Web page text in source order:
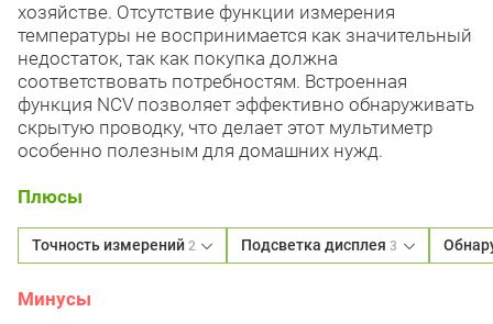
хозяйстве. Отсутствие функции измерения
температуры не воспринимается как значительный
недостаток, так как покупка должна
соответствовать потребностям. Встроенная
функция NCV позволяет эффективно обнаруживать
скрытую проводку, что делает этот мультиметр
особенно полезным для домашних нужд.
Плюсы
Точность измерений 2 Подсветка дисплея3
Минусы